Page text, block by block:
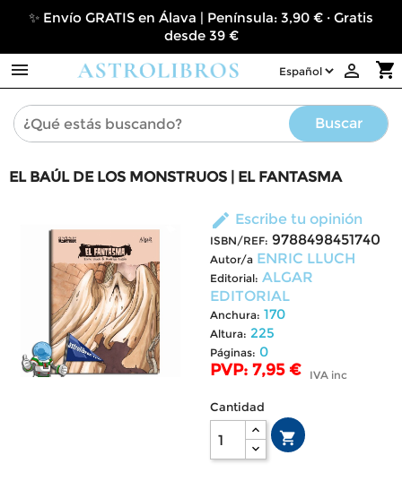
✨ Envío GRATIS en Álava | Península: 3,90 € · Gratis
desde 39 €
 shopping_cart

Buscar
EL BAÚL DE LOS MONSTRUOS | EL FANTASMA
edit Escribe tu opinión
ISBN/REF: 9788498451740
Autor/a ENRIC LLUCH
Editorial: ALGAR
EDITORIAL
Anchura: 170
Altura: 225
Páginas: 0
PVP: 7,95 € IVA inc
Cantidad
